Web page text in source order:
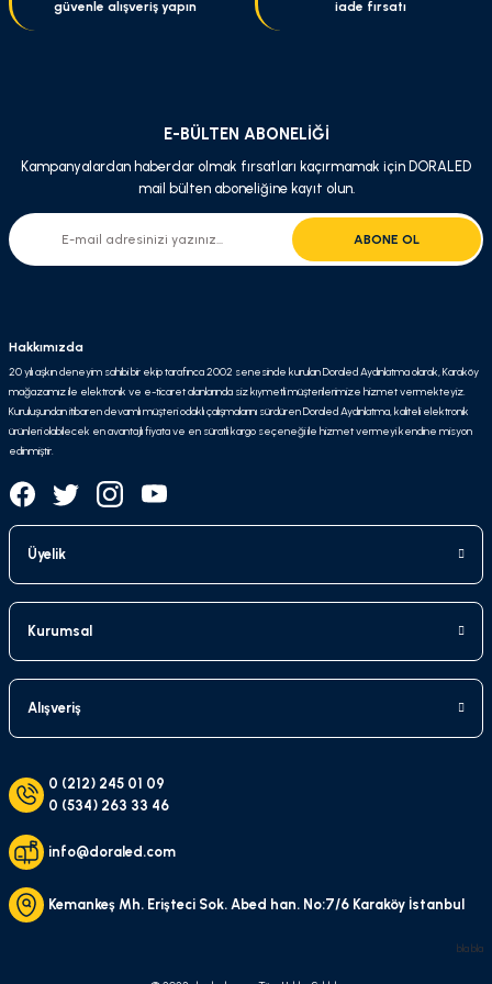
güvenle alışveriş yapın
iade fırsatı
E-BÜLTEN ABONELİĞİ
Kampanyalardan haberdar olmak fırsatları kaçırmamak için DORALED
mail bülten aboneliğine kayıt olun.
ABONE OL
Hakkımızda
20 yılı aşkın deneyim sahibi bir ekip tarafınca 2002 senesinde kurulan Doraled Aydınlatma olarak, Karaköy
mağazamız ile elektronik ve e-ticaret alanlarında siz kıymetli müşterilerimize hizmet vermekteyiz.
Kuruluşundan itibaren devamlı müşteri odaklı çalışmalarını sürdüren Doraled Aydınlatma, kaliteli elektronik
ürünleri olabilecek en avantajlı fiyata ve en süratli kargo seçeneği ile hizmet vermeyi kendine misyon
edinmiştir.
Üyelik
Kurumsal
Alışveriş
0 (212) 245 01 09
0 (534) 263 33 46
info@doraled.com
Kemankeş Mh. Erişteci Sok. Abed han. No:7/6 Karaköy İstanbul
bla bla